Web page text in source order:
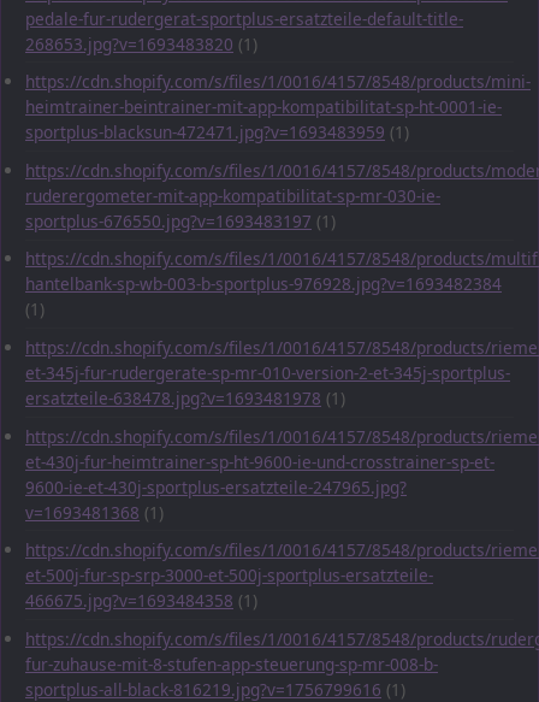
pedale-fur-rudergerat-sportplus-ersatzteile-default-title-
268653.jpg?v=1693483820 (1)
https://cdn.shopify.com/s/files/1/0016/4157/8548/products/mini-
heimtrainer-beintrainer-mit-app-kompatibilitat-sp-ht-0001-ie-
sportplus-blacksun-472471.jpg?v=1693483959 (1)
https://cdn.shopify.com/s/files/1/0016/4157/8548/products/
ruderergometer-mit-app-kompatibilitat-sp-mr-030-ie-
sportplus-676550.jpg?v=1693483197 (1)
https://cdn.shopify.com/s/files/1/0016/4157/8548/products/
hantelbank-sp-wb-003-b-sportplus-976928.jpg?v=1693482384
(1)
https://cdn.shopify.com/s/files/1/0016/4157/8548/products/
et-345j-fur-rudergerate-sp-mr-010-version-2-et-345j-sportplus-
ersatzteile-638478.jpg?v=1693481978 (1)
https://cdn.shopify.com/s/files/1/0016/4157/8548/products/
et-430j-fur-heimtrainer-sp-ht-9600-ie-und-crosstrainer-sp-et-
9600-ie-et-430j-sportplus-ersatzteile-247965.jpg?
v=1693481368 (1)
https://cdn.shopify.com/s/files/1/0016/4157/8548/products/
et-500j-fur-sp-srp-3000-et-500j-sportplus-ersatzteile-
466675.jpg?v=1693484358 (1)
https://cdn.shopify.com/s/files/1/0016/4157/8548/products/
fur-zuhause-mit-8-stufen-app-steuerung-sp-mr-008-b-
sportplus-all-black-816219.jpg?v=1756799616 (1)